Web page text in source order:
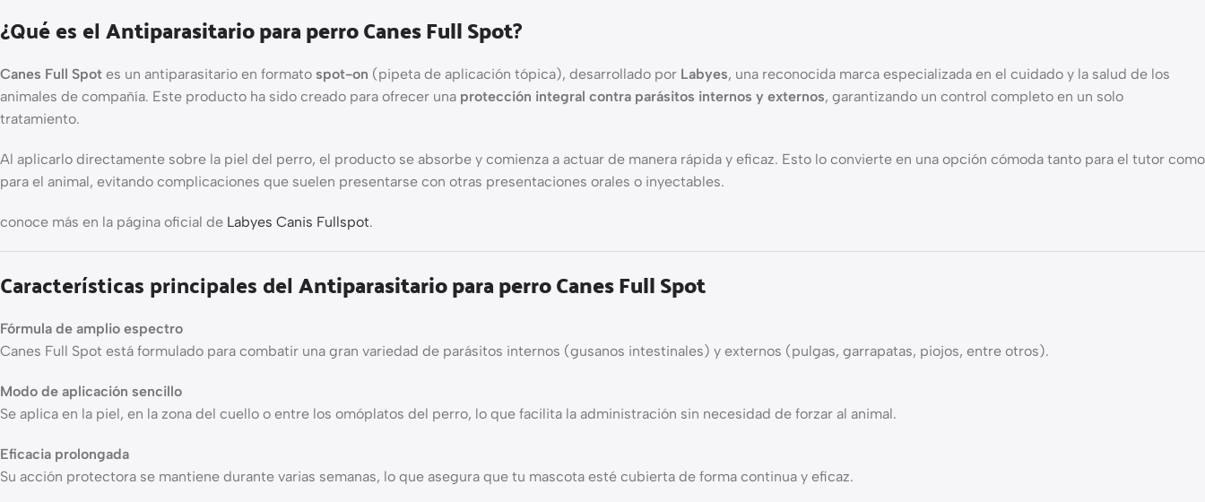
¿Qué es elAntiparasitario para perro Canes Full Spot?
Canes Full Spot es un antiparasitario en formato spot-on (pipeta de aplicación tópica), desarrollado por Labyes, una reconocida marca especializada en el cuidado y la salud de los
animales de compañía. Este producto ha sido creado para ofrecer una protección integral contra parásitos internos y externos, garantizando un control completo en un solo
tratamiento.
Al aplicarlo directamente sobre la piel del perro, el producto se absorbe y comienza a actuar de manera rápida y eficaz. Esto lo convierte en una opción cómoda tanto para el tutor como
para el animal, evitando complicaciones que suelen presentarse con otras presentaciones orales o inyectables.
conoce más en la página oficial de Labyes Canis Fullspot.
Características principales delAntiparasitario para perro Canes Full Spot
Fórmula de amplio espectro
Canes Full Spot está formulado para combatir una gran variedad de parásitos internos (gusanos intestinales) y externos (pulgas, garrapatas, piojos, entre otros).
Modo de aplicación sencillo
Se aplica en la piel, en la zona del cuello o entre los omóplatos del perro, lo que facilita la administración sin necesidad de forzar al animal.
Eficacia prolongada
Su acción protectora se mantiene durante varias semanas, lo que asegura que tu mascota esté cubierta de forma continua y eficaz.